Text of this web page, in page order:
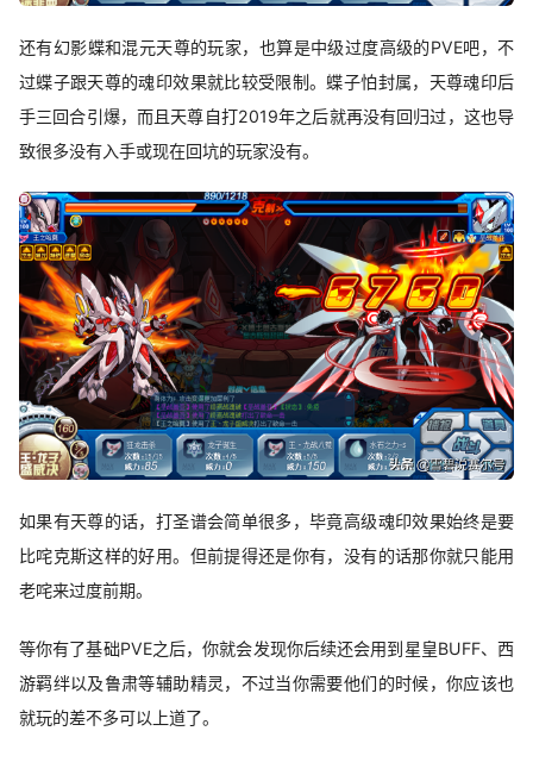
还有幻影蝶和混元天尊的玩家，也算是中级过度高级的PVE吧，不
过蝶子跟天尊的魂印效果就比较受限制。蝶子怕封属，天尊魂印后
手三回合引爆，而且天尊自打2019年之后就再没有回归过，这也导
致很多没有入手或现在回坑的玩家没有。
如果有天尊的话，打圣谱会简单很多，毕竟高级魂印效果始终是要
比咤克斯这样的好用。但前提得还是你有，没有的话那你就只能用
老咤来过度前期。
等你有了基础PVE之后，你就会发现你后续还会用到星皇BUFF、西
游羁绊以及鲁肃等辅助精灵，不过当你需要他们的时候，你应该也
就玩的差不多可以上道了。